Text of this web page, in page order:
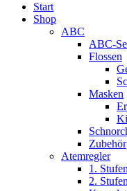
Start
Shop
ABC
ABC-
Flossen
Masken
Zubehör
Atemregler
1. Stufen
2. Stufen